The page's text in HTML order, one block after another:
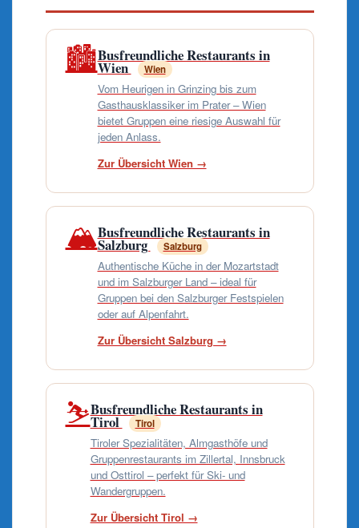
🏙️Busfreundliche Restaurants in
Wien Wien
Vom Heurigen in Grinzing bis zum
Gasthausklassiker im Prater – Wien
bietet Gruppen eine riesige Auswahl für
jeden Anlass.
Zur Übersicht Wien →
🏔️Busfreundliche Restaurants in
Salzburg Salzburg
Authentische Küche in der Mozartstadt
und im Salzburger Land – ideal für
Gruppen bei den Salzburger Festspielen
oder auf Alpenfahrt.
Zur Übersicht Salzburg →
⛷️Busfreundliche Restaurants in
Tirol Tirol
Tiroler Spezialitäten, Almgasthöfe und
Gruppenrestaurants im Zillertal, Innsbruck
und Osttirol – perfekt für Ski- und
Wandergruppen.
Zur Übersicht Tirol →